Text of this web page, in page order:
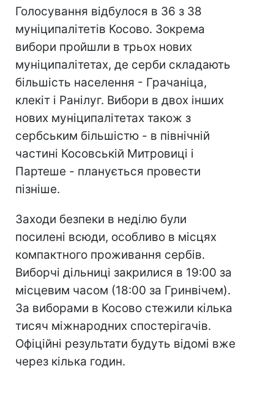
Голосування відбулося в 36 з 38
муніципалітетів Косово. Зокрема
вибори пройшли в трьох нових
муніципалітетах, де серби складають
більшість населення - Грачаніца,
клекіт і Ранілуг. Вибори в двох інших
нових муніципалітетах також з
сербським більшістю - в північній
частині Косовській Митровиці і
Партеше - планується провести
пізніше.
Заходи безпеки в неділю були
посилені всюди, особливо в місцях
компактного проживання сербів.
Виборчі дільниці закрилися в 19:00 за
місцевим часом (18:00 за Гринвічем).
За виборами в Косово стежили кілька
тисяч міжнародних спостерігачів.
Офіційні результати будуть відомі вже
через кілька годин.